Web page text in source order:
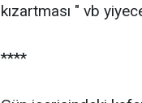
kızartması " vb
****